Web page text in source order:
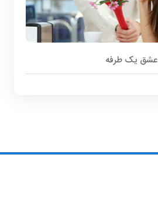
عشق یک طرفه